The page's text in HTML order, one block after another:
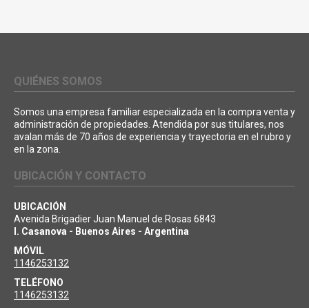
QUIÉNES SOMOS
Somos una empresa familiar especializada en la compra venta y
administración de propiedades. Atendida por sus titulares, nos
avalan más de 70 años de experiencia y trayectoria en el rubro y
en la zona.
UBICACIÓN Y CONTACTO
UBICACIÓN
Avenida Brigadier Juan Manuel de Rosas 6843
I. Casanova - Buenos Aires - Argentina
MÓVIL
1146253132
TELÉFONO
1146253132